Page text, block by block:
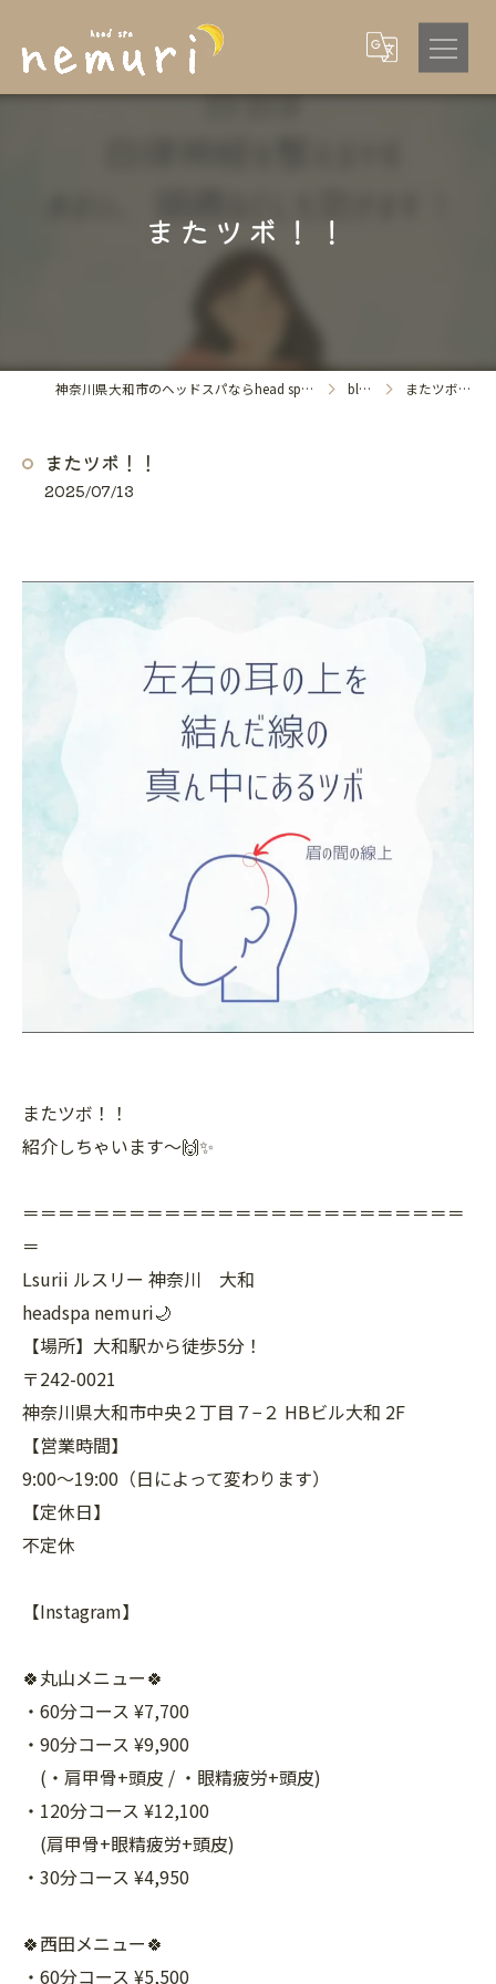
またツボ！！
神奈川県大和市のヘッドスパならhead spa nemuri blog またツボ！！
またツボ！！
2025/07/13
またツボ！！
紹介しちゃいます〜🙌✨
＝＝＝＝＝＝＝＝＝＝＝＝＝＝＝＝＝＝＝＝＝＝＝＝＝
＝
Lsurii ルスリー 神奈川 大和
headspa nemuri🌙
【場所】大和駅から徒歩5分！
〒242-0021
神奈川県大和市中央２丁目７−２ HBビル大和 2F
【営業時間】
9:00〜19:00（日によって変わります）
【定休日】
不定休
【Instagram】
🍀丸山メニュー🍀
・60分コース ¥7,700
・90分コース ¥9,900
(・肩甲骨+頭皮 / ・眼精疲労+頭皮)
・120分コース ¥12,100
(肩甲骨+眼精疲労+頭皮)
・30分コース ¥4,950
🍀西田メニュー🍀
・60分コース ¥5,500